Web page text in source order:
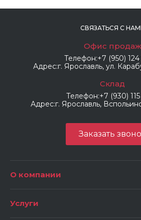
СВЯЗАТЬСЯ С
Офис продаж
Телефон:+7 (950)
Адрес:г. Ярославль, ул.
Склад
Телефон:+7 (930)
Адрес:г. Ярославль,
Заказать
О компании
Услуги